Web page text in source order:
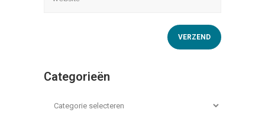
Categorieën